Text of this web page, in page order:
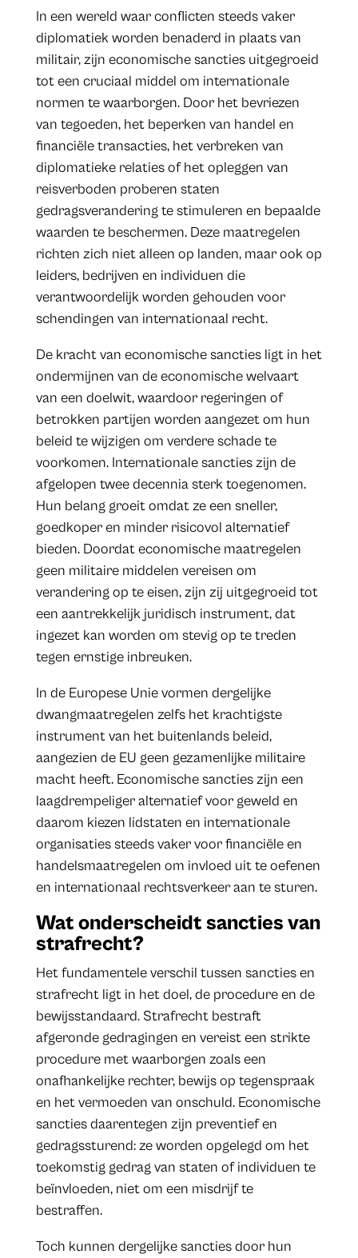
In een wereld waar conflicten steeds vaker
diplomatiek worden benaderd in plaats van
militair, zijn economische sancties uitgegroeid
tot een cruciaal middel om internationale
normen te waarborgen. Door het bevriezen
van tegoeden, het beperken van handel en
financiële transacties, het verbreken van
diplomatieke relaties of het opleggen van
reisverboden proberen staten
gedragsverandering te stimuleren en bepaalde
waarden te beschermen. Deze maatregelen
richten zich niet alleen op landen, maar ook op
leiders, bedrijven en individuen die
verantwoordelijk worden gehouden voor
schendingen van internationaal recht.
De kracht van economische sancties ligt in het
ondermijnen van de economische welvaart
van een doelwit, waardoor regeringen of
betrokken partijen worden aangezet om hun
beleid te wijzigen om verdere schade te
voorkomen. Internationale sancties zijn de
afgelopen twee decennia sterk toegenomen.
Hun belang groeit omdat ze een sneller,
goedkoper en minder risicovol alternatief
bieden. Doordat economische maatregelen
geen militaire middelen vereisen om
verandering op te eisen, zijn zij uitgegroeid tot
een aantrekkelijk juridisch instrument, dat
ingezet kan worden om stevig op te treden
tegen ernstige inbreuken.
In de Europese Unie vormen dergelijke
dwangmaatregelen zelfs het krachtigste
instrument van het buitenlands beleid,
aangezien de EU geen gezamenlijke militaire
macht heeft. Economische sancties zijn een
laagdrempeliger alternatief voor geweld en
daarom kiezen lidstaten en internationale
organisaties steeds vaker voor financiële en
handelsmaatregelen om invloed uit te oefenen
en internationaal rechtsverkeer aan te sturen.
Wat onderscheidt sancties van
strafrecht?
Het fundamentele verschil tussen sancties en
strafrecht ligt in het doel, de procedure en de
bewijsstandaard. Strafrecht bestraft
afgeronde gedragingen en vereist een strikte
procedure met waarborgen zoals een
onafhankelijke rechter, bewijs op tegenspraak
en het vermoeden van onschuld. Economische
sancties daarentegen zijn preventief en
gedragssturend: ze worden opgelegd om het
toekomstig gedrag van staten of individuen te
beïnvloeden, niet om een misdrijf te
bestraffen.
Toch kunnen dergelijke sancties door hun